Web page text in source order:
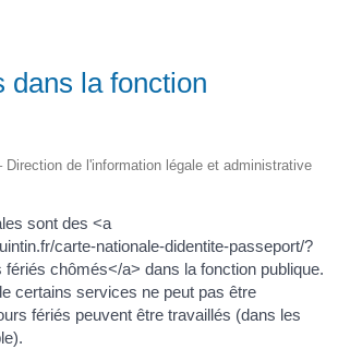
dans la fonction
Direction de l'information légale et administrative
sont des <a
carte-nationale-didentite-passeport/?
chômés</a> dans la fonction publique.
certains services ne peut pas être
fériés peuvent être travaillés (dans les